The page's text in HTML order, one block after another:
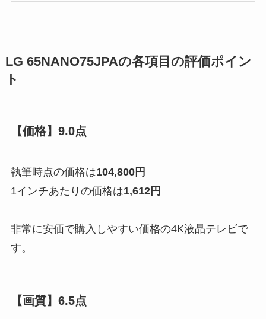
LG 65NANO75JPAの各項目の評価ポイン
ト
【価格】9.0点
執筆時点の価格は104,800円
1インチあたりの価格は1,612円
非常に安価で購入しやすい価格の4K液晶テレビで
す。
【画質】6.5点